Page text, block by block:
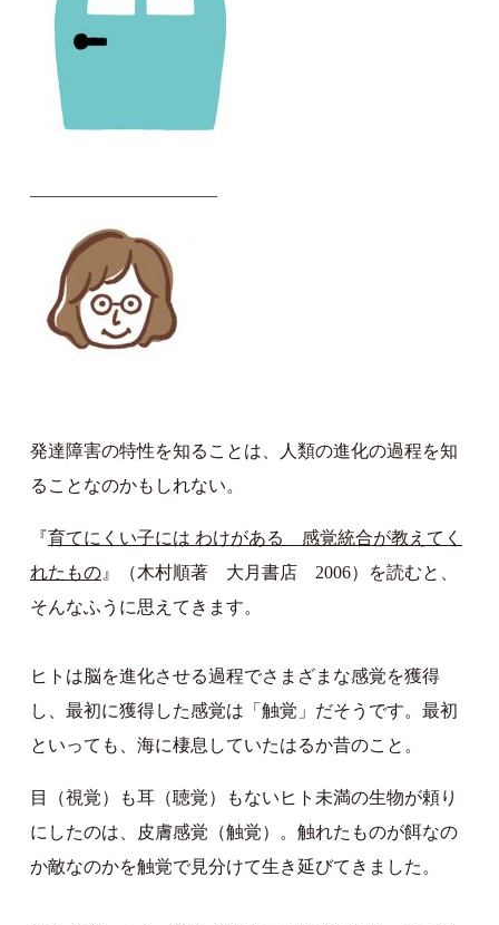
——————————–
発達障害の特性を知ることは、人類の進化の過程を知
ることなのかもしれない。
『育てにくい子には わけがある 感覚統合が教えてく
れたもの』（木村順著 大月書店 2006）を読むと、
そんなふうに思えてきます。
ヒトは脳を進化させる過程でさまざまな感覚を獲得
し、最初に獲得した感覚は「触覚」だそうです。最初
といっても、海に棲息していたはるか昔のこと。
目（視覚）も耳（聴覚）もないヒト未満の生物が頼り
にしたのは、皮膚感覚（触覚）。触れたものが餌なの
か敵なのかを触覚で見分けて生き延びてきました。